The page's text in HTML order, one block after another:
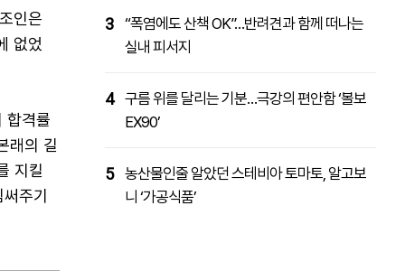
인은
없었
합격률
래의 길
지킬
주기
3 “폭염에도 산책 OK”…반려견과 함께 떠나는
실내 피서지
4 구름 위를 달리는 기분…극강의 편안함 ‘볼보
EX90’
5 농산물인줄 알았던 스테비아 토마토, 알고보
니 ‘가공식품’